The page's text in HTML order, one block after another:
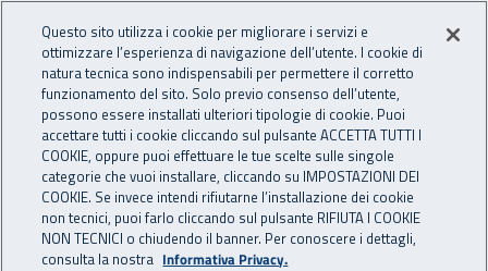
INAIL - Istituto Nazionale
ASSICURAZIONE Apri cerca
Navigazione principale
Navigazione - Ti trovi in:
Home Assicurazione
Datore di lavoro
Impresa con dipendenti - industria/artigianato/terziario/altre
attività
Premi speciali
Pescatori autonomi
Questo sito utilizza i cookie per migliorare i servizi e
ottimizzare l’esperienza di navigazione dell’utente. I cookie di
natura tecnica sono indispensabili per permettere il corretto
funzionamento del sito. Solo previo consenso dell’utente,
possono essere installati ulteriori tipologie di cookie. Puoi
accettare tutti i cookie cliccando sul pulsante ACCETTA TUTTI I
COOKIE, oppure puoi effettuare le tue scelte sulle singole
categorie che vuoi installare, cliccando su IMPOSTAZIONI DEI
COOKIE. Se invece intendi rifiutarne l’installazione dei cookie
non tecnici, puoi farlo cliccando sul pulsante RIFIUTA I COOKIE
NON TECNICI o chiudendo il banner. Per conoscere i dettagli,
consulta la nostra Informativa Privacy.